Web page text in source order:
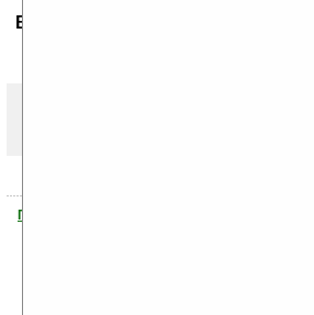
Ваше мнение будет первым.
Чтобы писать
Помогите Ладошкам стать лучше
Поиск
Mobile